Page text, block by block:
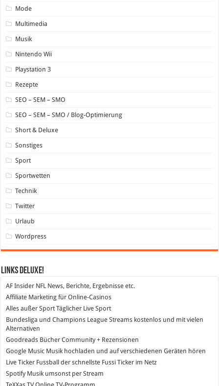
Mode
Multimedia
Musik
Nintendo Wii
Playstation 3
Rezepte
SEO – SEM – SMO
SEO – SEM – SMO / Blog-Optimierung
Short & Deluxe
Sonstiges
Sport
Sportwetten
Technik
Twitter
Urlaub
Wordpress
Links DeLuXe!
AF Insider NFL News, Berichte, Ergebnisse etc.
Affiliate Marketing für Online-Casinos
Alles außer SportTäglicher Live Sport
Bundesliga und Champions League Streams kostenlos und mit vielen
Alternativen
Goodreads Bücher Community + Rezensionen
Google Music Musik hochladen und auf verschiedenen Geräten hören
Live Ticker Fussball
der schnellste Fussi Ticker im Netz
SpotifyMusik umsonst per Stream